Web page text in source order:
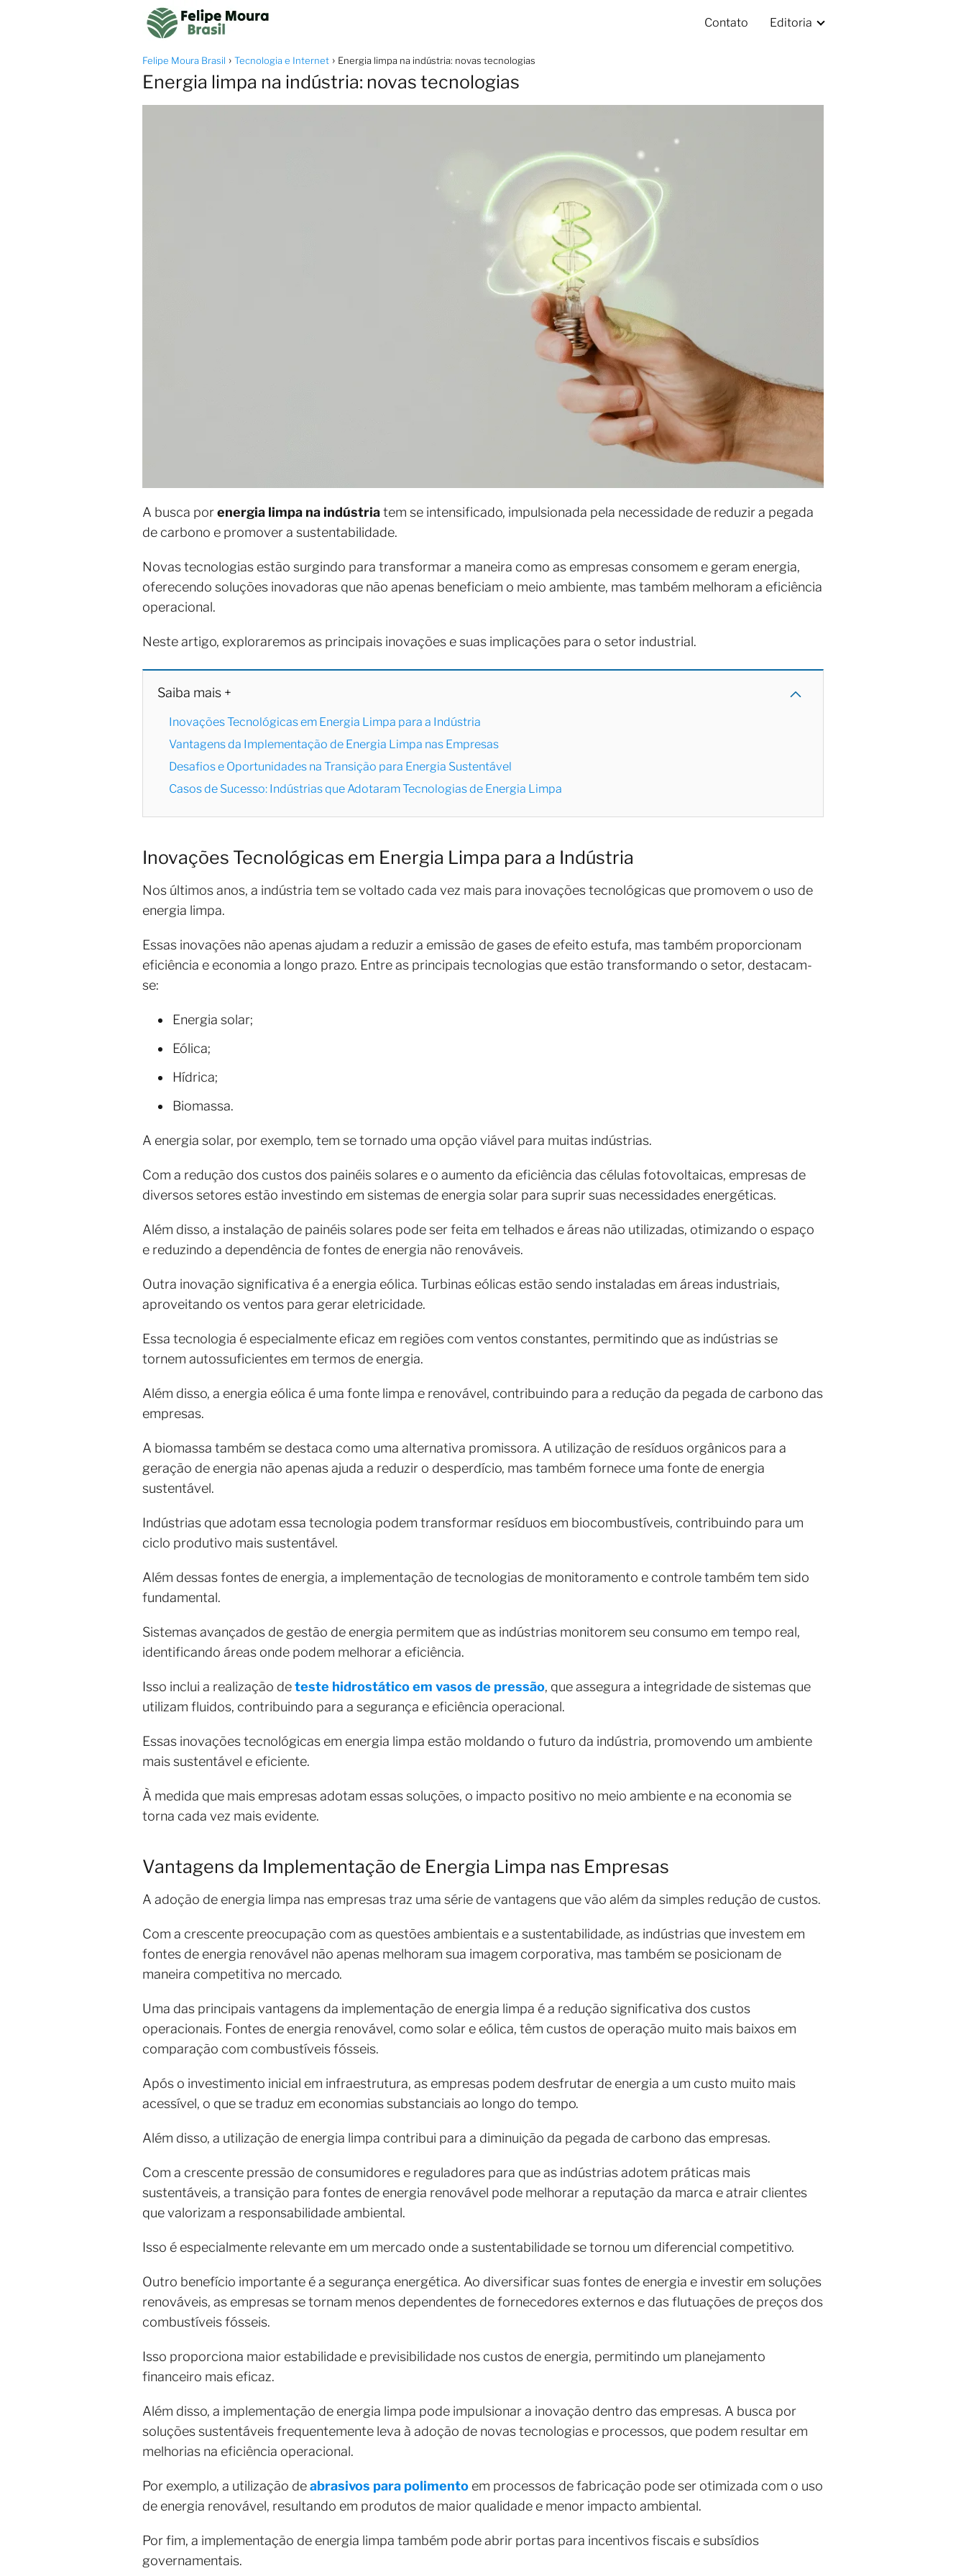
Contato Editoria
Felipe Moura Brasil Tecnologia e Internet Energia limpa na indústria: novas tecnologias
Energia limpa na indústria: novas tecnologias
A busca porenergia limpa na indústriatem se intensificado, impulsionada pela necessidade de reduzir a pegada
de carbono e promover a sustentabilidade.
Novas tecnologias estão surgindo para transformar a maneira como as empresas consomem e geram energia,
oferecendo soluções inovadoras que não apenas beneficiam o meio ambiente, mas também melhoram a eficiência
operacional.
Neste artigo, exploraremos as principais inovações e suas implicações para o setor industrial.
Saiba mais +
Inovações Tecnológicas em Energia Limpa para a Indústria
Vantagens da Implementação de Energia Limpa nas Empresas
Desafios e Oportunidades na Transição para Energia Sustentável
Casos de Sucesso: Indústrias que Adotaram Tecnologias de Energia Limpa
Inovações Tecnológicas em Energia Limpa para a Indústria
Nos últimos anos, a indústria tem se voltado cada vez mais para inovações tecnológicas que promovem o uso de
energia limpa.
Essas inovações não apenas ajudam a reduzir a emissão de gases de efeito estufa, mas também proporcionam
eficiência e economia a longo prazo. Entre as principais tecnologias que estão transformando o setor, destacam-
se:
Energia solar;
Eólica;
Hídrica;
Biomassa.
A energia solar, por exemplo, tem se tornado uma opção viável para muitas indústrias.
Com a redução dos custos dos painéis solares e o aumento da eficiência das células fotovoltaicas, empresas de
diversos setores estão investindo em sistemas de energia solar para suprir suas necessidades energéticas.
Além disso, a instalação de painéis solares pode ser feita em telhados e áreas não utilizadas, otimizando o espaço
e reduzindo a dependência de fontes de energia não renováveis.
Outra inovação significativa é a energia eólica. Turbinas eólicas estão sendo instaladas em áreas industriais,
aproveitando os ventos para gerar eletricidade.
Essa tecnologia é especialmente eficaz em regiões com ventos constantes, permitindo que as indústrias se
tornem autossuficientes em termos de energia.
Além disso, a energia eólica é uma fonte limpa e renovável, contribuindo para a redução da pegada de carbono das
empresas.
A biomassa também se destaca como uma alternativa promissora. A utilização de resíduos orgânicos para a
geração de energia não apenas ajuda a reduzir o desperdício, mas também fornece uma fonte de energia
sustentável.
Indústrias que adotam essa tecnologia podem transformar resíduos em biocombustíveis, contribuindo para um
ciclo produtivo mais sustentável.
Além dessas fontes de energia, a implementação de tecnologias de monitoramento e controle também tem sido
fundamental.
Sistemas avançados de gestão de energia permitem que as indústrias monitorem seu consumo em tempo real,
identificando áreas onde podem melhorar a eficiência.
Isso inclui a realização deteste hidrostático em vasos de pressão, que assegura a integridade de sistemas que
utilizam fluidos, contribuindo para a segurança e eficiência operacional.
Essas inovações tecnológicas em energia limpa estão moldando o futuro da indústria, promovendo um ambiente
mais sustentável e eficiente.
À medida que mais empresas adotam essas soluções, o impacto positivo no meio ambiente e na economia se
torna cada vez mais evidente.
Vantagens da Implementação de Energia Limpa nas Empresas
A adoção de energia limpa nas empresas traz uma série de vantagens que vão além da simples redução de custos.
Com a crescente preocupação com as questões ambientais e a sustentabilidade, as indústrias que investem em
fontes de energia renovável não apenas melhoram sua imagem corporativa, mas também se posicionam de
maneira competitiva no mercado.
Uma das principais vantagens da implementação de energia limpa é a redução significativa dos custos
operacionais. Fontes de energia renovável, como solar e eólica, têm custos de operação muito mais baixos em
comparação com combustíveis fósseis.
Após o investimento inicial em infraestrutura, as empresas podem desfrutar de energia a um custo muito mais
acessível, o que se traduz em economias substanciais ao longo do tempo.
Além disso, a utilização de energia limpa contribui para a diminuição da pegada de carbono das empresas.
Com a crescente pressão de consumidores e reguladores para que as indústrias adotem práticas mais
sustentáveis, a transição para fontes de energia renovável pode melhorar a reputação da marca e atrair clientes
que valorizam a responsabilidade ambiental.
Isso é especialmente relevante em um mercado onde a sustentabilidade se tornou um diferencial competitivo.
Outro benefício importante é a segurança energética. Ao diversificar suas fontes de energia e investir em soluções
renováveis, as empresas se tornam menos dependentes de fornecedores externos e das flutuações de preços dos
combustíveis fósseis.
Isso proporciona maior estabilidade e previsibilidade nos custos de energia, permitindo um planejamento
financeiro mais eficaz.
Além disso, a implementação de energia limpa pode impulsionar a inovação dentro das empresas. A busca por
soluções sustentáveis frequentemente leva à adoção de novas tecnologias e processos, que podem resultar em
melhorias na eficiência operacional.
Por exemplo, a utilização deabrasivos para polimento em processos de fabricação pode ser otimizada com o uso
de energia renovável, resultando em produtos de maior qualidade e menor impacto ambiental.
Por fim, a implementação de energia limpa também pode abrir portas para incentivos fiscais e subsídios
governamentais.